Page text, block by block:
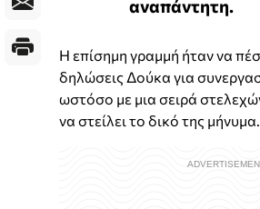
αναπάντητη.
Η επίσημη γραμμή ήταν να
δηλώσεις Δούκα για
ωστόσο με μια σειρά
να στείλει το δικό της μήνυμα.